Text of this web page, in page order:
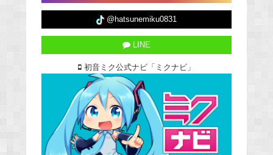
@hatsunemiku0831
LINE
初音ミク公式ナビ「ミクナビ」